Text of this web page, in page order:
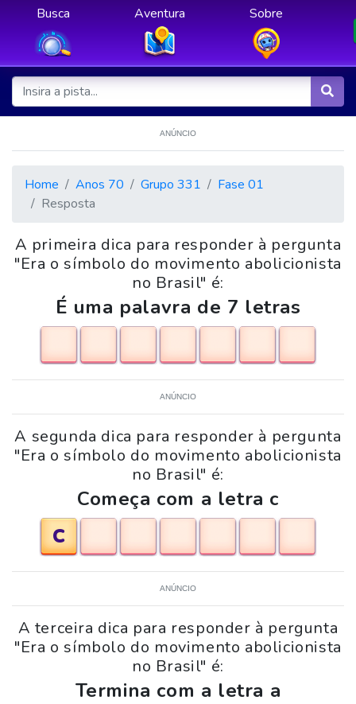
Busca Aventura Sobre
ANÚNCIO
Home Anos 70 Grupo 331
Fase 01
Resposta
A primeira dica para responder à pergunta
"Era o símbolo do movimento abolicionista
no Brasil" é:
É uma palavra de 7 letras
ANÚNCIO
A segunda dica para responder à pergunta
"Era o símbolo do movimento abolicionista
no Brasil" é:
Começa com a letra c
C
ANÚNCIO
A terceira dica para responder à pergunta
"Era o símbolo do movimento abolicionista
no Brasil" é:
Termina com a letra a